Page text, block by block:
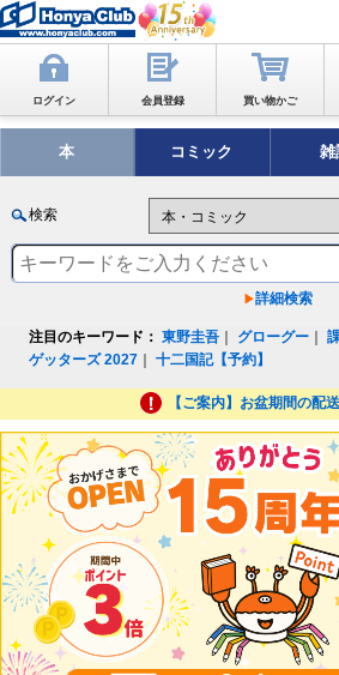
ログイン 会員登録 買い物かご
本 コミック 雑
検索
詳細検索
注目のキーワード： 東野圭吾 グローグー ｜
ゲッターズ 2027 ｜十二国記【予約】
【ご案内】お盆期間の配